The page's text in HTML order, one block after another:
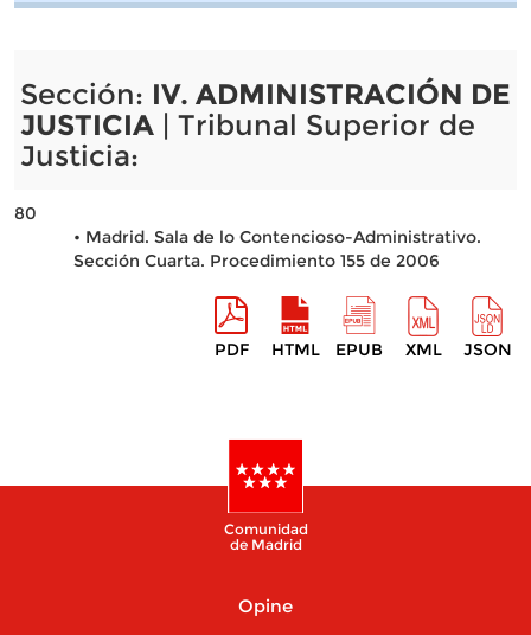
Sección: IV. ADMINISTRACIÓN DE
JUSTICIA| Tribunal Superior de
Justicia:
80
• Madrid. Sala de lo Contencioso-Administrativo.
Sección Cuarta. Procedimiento 155 de 2006
PDF HTML EPUB XML JSON
Comunidad
de Madrid
Opine